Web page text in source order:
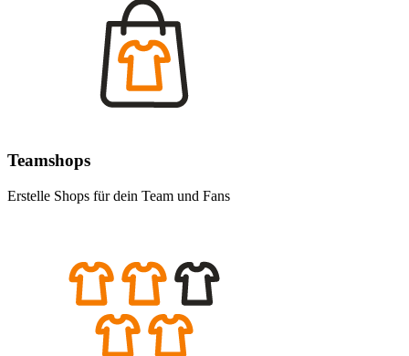
Teamshops
Erstelle Shops für dein Team und Fans